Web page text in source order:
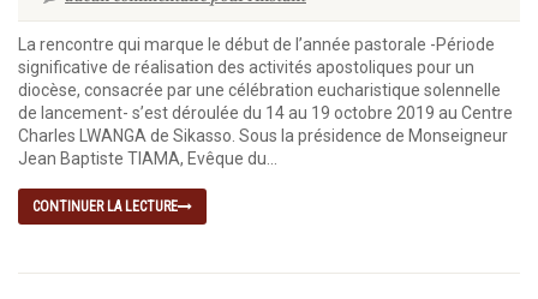
La rencontre qui marque le début de l’année pastorale -Période
significative de réalisation des activités apostoliques pour un
diocèse, consacrée par une célébration eucharistique solennelle
de lancement- s’est déroulée du 14 au 19 octobre 2019 au Centre
Charles LWANGA de Sikasso. Sous la présidence de Monseigneur
Jean Baptiste TIAMA, Evêque du...
CONTINUER LA LECTURE